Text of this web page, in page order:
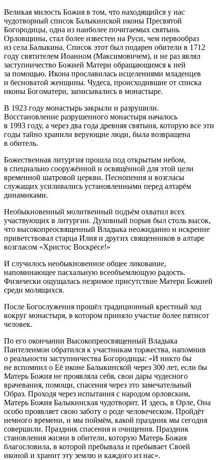
Великая милость Божия в том, что находящийся у нас
чудотворный список Балыкинской иконы Пресвятой
Богородицы, одна из наиболее почитаемых святынь
Орловщины, стал более известен на Руси, чем первообраз
из села Балыкина. Список этот был подарен обители в 1712
году святителем Иоанном (Максимовичем), и не раз являл
заступничество Божией Матери обращающимся к ней
за помощью. Икона прославилась исцелениями младенцев
и бесноватой женщины. Чудеса, происходившие от списка
иконы Богоматери, записывались в монастыре.
В 1923 году монастырь закрыли и разрушили.
Восстановление разрушенного монастыря началось
в 1993 году, а через два года древняя святыня, которую все эти
годы тайно хранили верующие люди, была возвращена
в обитель.
Божественная литургия прошла под открытым небом,
в специально сооружённой и освящённой для этой цели
временной шатровой церкви. Песнопения и возгласы
служащих усиливались установленными перед алтарём
динамиками.
Необыкновенный молитвенный подъём охватил всех
участвующих в литургии. Духовный порыв был столь высок,
что высокопреосвященный Владыка неожиданно и искренне
приветствовал старца Илия и других священников в алтаре
возгласом «Христос Воскресе!»
И случилось необыкновенное общее ликование,
напоминающее пасхальную всеобъемлющую радость.
Физически ощущалась незримое присутствие Матери Божией
среди молящихся.
После Богослужения прошёл традиционный крестный ход
вокруг монастыря, в котором приняло участие более пятисот
человек.
По его окончании Высокопреосвященный Владыка
Пантелеимон обратился к участникам торжества, напомнив
о реальности заступничества Богородицы: «И никто бы
не вспомнил о Её иконе Балыкинской через 300 лет, если бы
Матерь Божия не проявляла себя, свои дары чудесного
врачевания, помощи, спасения через это замечательный
Образ. Проходя через испытания с народом орловским,
Матерь Божия Балыкинская чудотворит. И здесь, в Орле, Она
особо проявляет свою заботу о роде человеческом. Пройдёт
немного времени, и мы поймём, какой праздник мы сегодня
совершили. Праздник спасения и очищения. Праздник
становления жизни в обители, которую Матерь Божия
благословила, в которой пребывала и пребывает Своей
иконой и хранит эту землю и каждого из нас».